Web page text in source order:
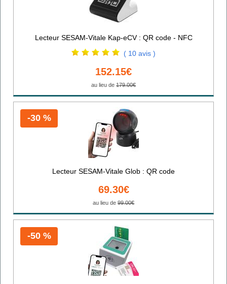
Lecteur SESAM-Vitale Kap-eCV : QR code - NFC
( 10 avis )
152.15€
au lieu de 179.00€
-30 %
Lecteur SESAM-Vitale Glob : QR code
69.30€
au lieu de 99.00€
-50 %